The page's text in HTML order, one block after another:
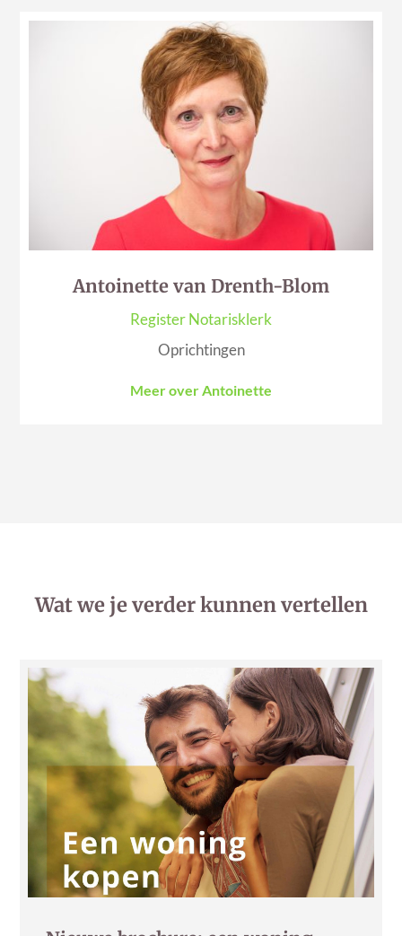
Antoinette van Drenth-Blom
Register Notarisklerk
Oprichtingen
Meer over Antoinette
Wat we je verder kunnen vertellen